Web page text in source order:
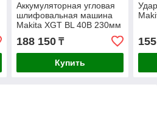
Аккумуляторная угловая
шлифовальная машина
Makita XGT BL 40В 230мм
188 150₸
Купить